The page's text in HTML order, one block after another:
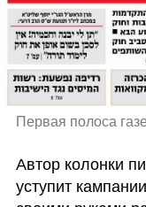
Первая полоса
Автор колонки
уступит